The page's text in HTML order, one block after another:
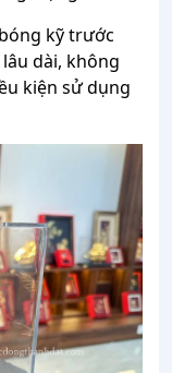
kỹ trước
dài, không
kiện sử dụng